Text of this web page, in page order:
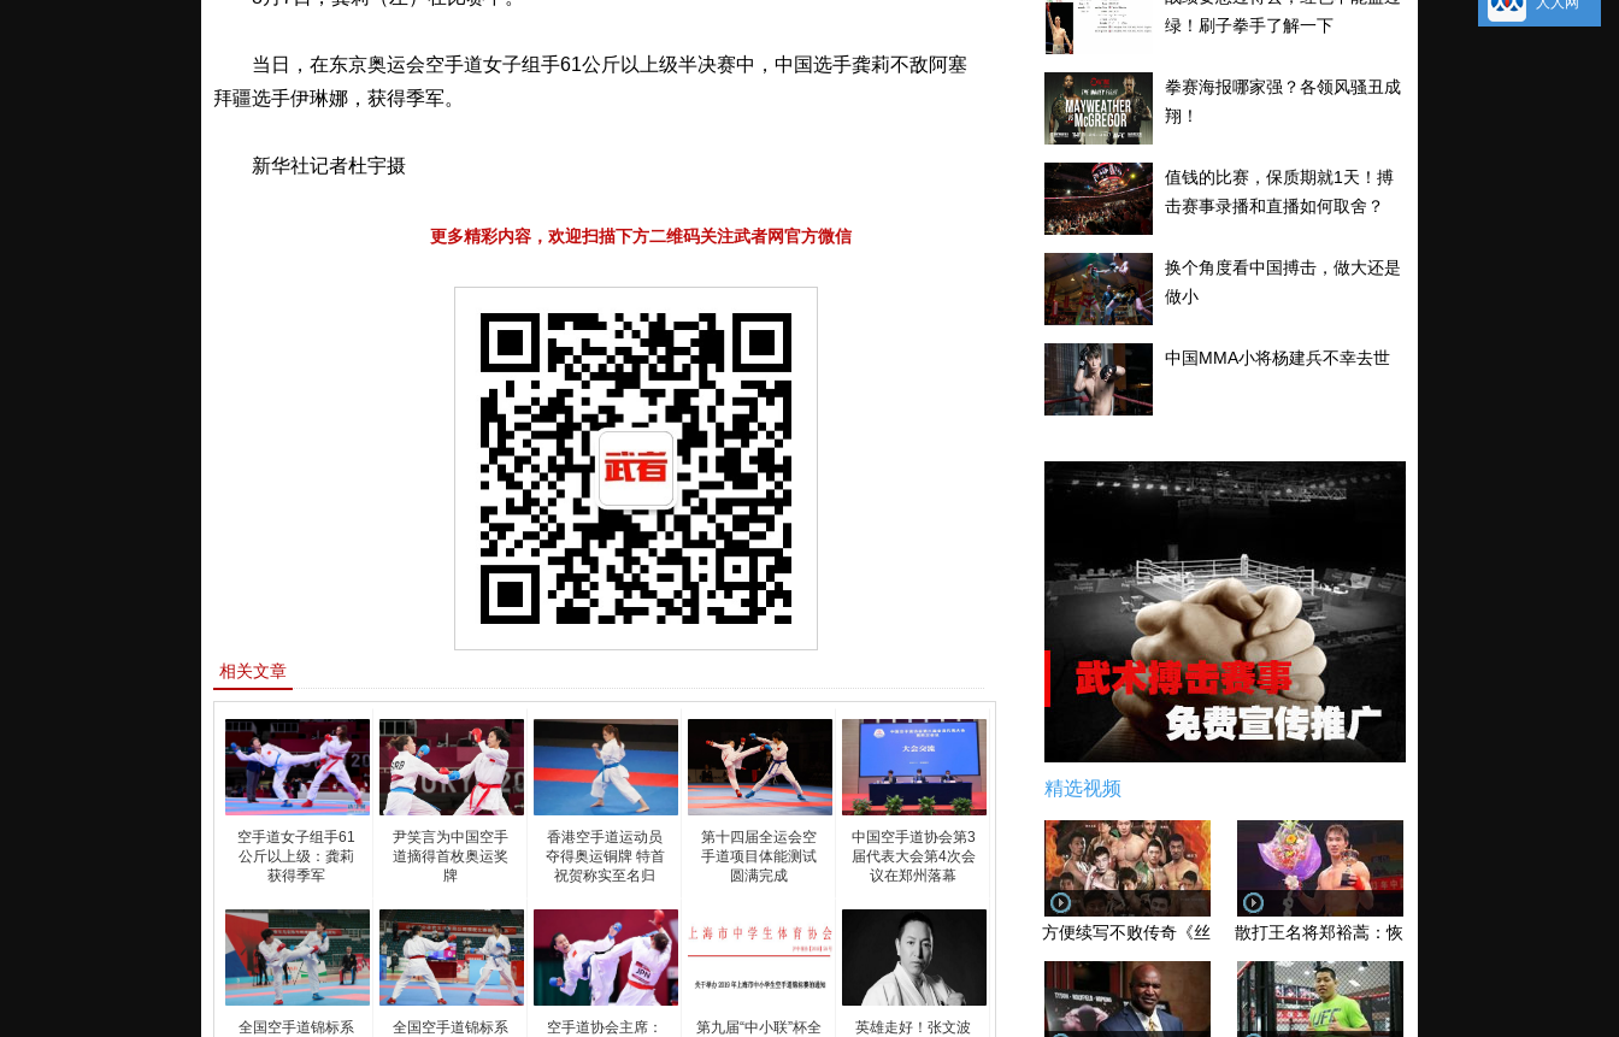
当日，在东京奥运会空手道女子组手61公斤以上级半决赛中，中国选手龚莉不敌阿塞
拜疆选手伊琳娜，获得季军。
新华社记者杜宇摄
更多精彩内容，欢迎扫描下方二维码关注武者网官方微信
相关文章
空手道女子组手61
公斤以上级：龚莉
获得季军
尹笑言为中国空手
道摘得首枚奥运奖
牌
香港空手道运动员
夺得奥运铜牌 特首
祝贺称实至名归
第十四届全运会空
手道项目体能测试
圆满完成
中国空手道协会第3
届代表大会第4次会
议在郑州落幕
全国空手道锦标系
全国空手道锦标系
空手道协会主席：
第九届“中小联”杯全
英雄走好！张文波
绿！刷子拳手了解一下
拳赛海报哪家强？各领风骚丑成
翔！
值钱的比赛，保质期就1天！搏
击赛事录播和直播如何取舍？
换个角度看中国搏击，做大还是
做小
中国MMA小将杨建兵不幸去世
精选视频
方便续写不败传奇《丝路英雄》太原站全场视频
散打王名将郑裕蒿：恢复训练 有望回归擂台